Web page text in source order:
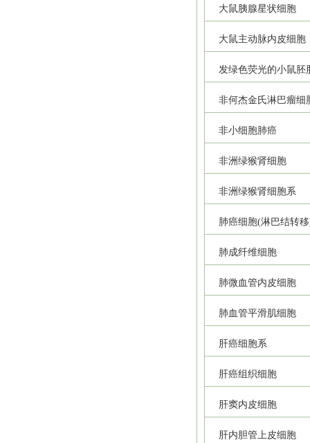
大鼠胰腺星状细胞
大鼠主动脉内皮细胞
发绿色荧光的小鼠胚
非何杰金氏淋巴瘤细
非小细胞肺癌
非洲绿猴肾细胞
非洲绿猴肾细胞系
肺癌细胞(淋巴结转
肺成纤维细胞
肺微血管内皮细胞
肺血管平滑肌细胞
肝癌细胞系
肝癌组织细胞
肝窦内皮细胞
肝内胆管上皮细胞